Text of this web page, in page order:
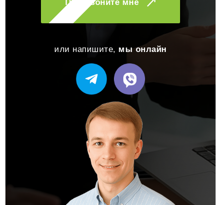
Перезвоните мне
или напишите, мы онлайн